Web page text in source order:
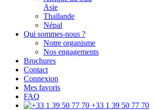
Asie
Thaïlande
Népal
Qui sommes-nous ?
Notre organisme
Nos engagements
Brochures
Contact
Connexion
Mes favoris
FAQ
+33 1 39 50 77 70